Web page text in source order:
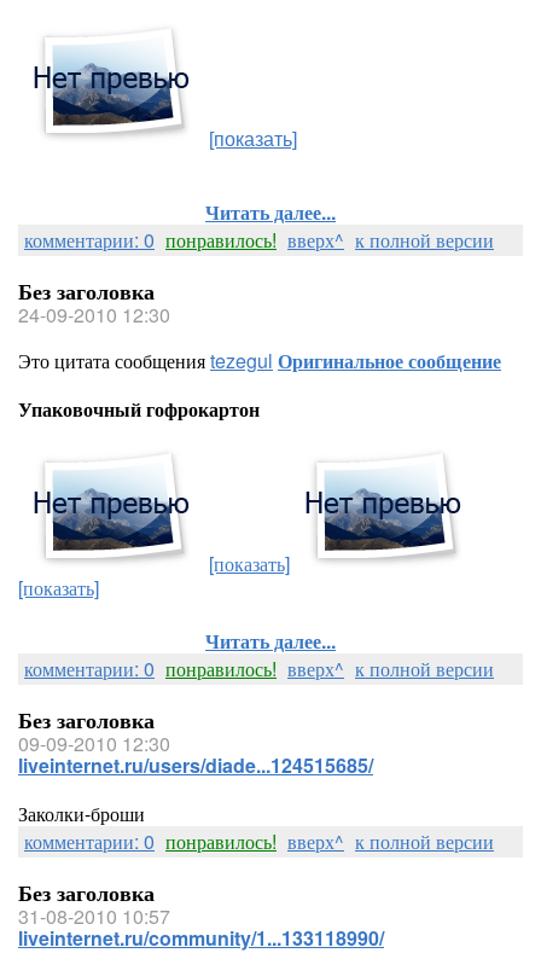
[показать]
Читать далее...
комментарии: 0 понравилось! вверх^ к полной версии
Без заголовка
24-09-2010 12:30
Это цитата сообщенияtezegul Оригинальное сообщение
Упаковочный гофрокартон
[показать]
[показать]
Читать далее...
комментарии: 0 понравилось! вверх^ к полной версии
Без заголовка
09-09-2010 12:30
liveinternet.ru/users/diade...124515685/
Заколки-броши
комментарии: 0 понравилось! вверх^ к полной версии
Без заголовка
31-08-2010 10:57
liveinternet.ru/community/1...133118990/